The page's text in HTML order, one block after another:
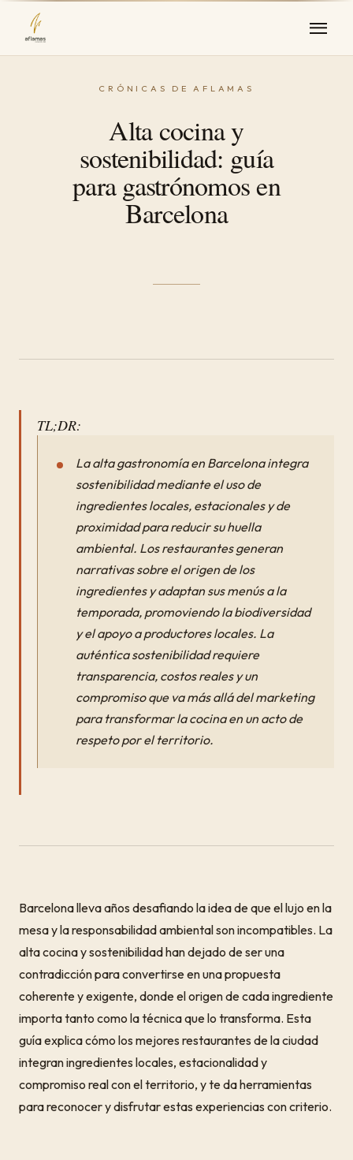
Alta cocina y
sostenibilidad: guía
para gastrónomos en
Barcelona
TL;DR:
La alta gastronomía en Barcelona integra
sostenibilidad mediante el uso de
ingredientes locales, estacionales y de
proximidad para reducir su huella
ambiental. Los restaurantes generan
narrativas sobre el origen de los
ingredientes y adaptan sus menús a la
temporada, promoviendo la biodiversidad
y el apoyo a productores locales. La
auténtica sostenibilidad requiere
transparencia, costos reales y un
compromiso que va más allá del marketing
para transformar la cocina en un acto de
respeto por el territorio.
Barcelona lleva años desafiando la idea de que el lujo en la
mesa y la responsabilidad ambiental son incompatibles. La
alta cocina y sostenibilidad han dejado de ser una
contradicción para convertirse en una propuesta
coherente y exigente, donde el origen de cada ingrediente
importa tanto como la técnica que lo transforma. Esta
guía explica cómo los mejores restaurantes de la ciudad
integran ingredientes locales, estacionalidad y
compromiso real con el territorio, y te da herramientas
para reconocer y disfrutar estas experiencias con criterio.